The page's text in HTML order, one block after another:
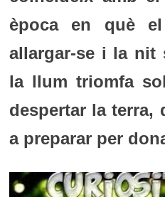
època en què
allargar-se i la nit
la llum triomfa
despertar la terra,
a preparar per